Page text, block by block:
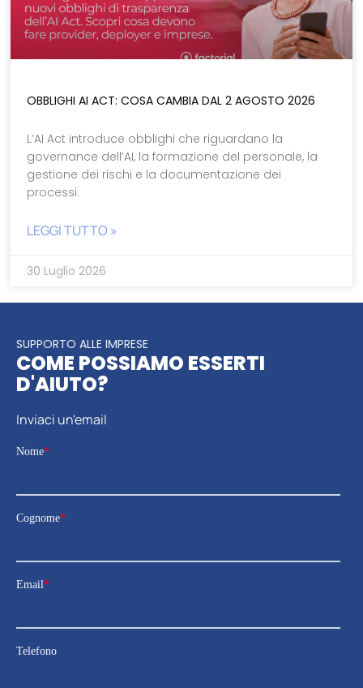
OBBLIGHI AI ACT: COSA CAMBIA DAL 2 AGOSTO 2026
L’AI Act introduce obblighi che riguardano la
governance dell’AI, la formazione del personale, la
gestione dei rischi e la documentazione dei
processi.
LEGGI TUTTO »
30 Luglio 2026
SUPPORTO ALLE IMPRESE
COME POSSIAMO ESSERTI
D'AIUTO?
Inviaci un'email